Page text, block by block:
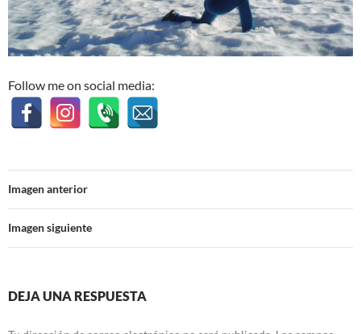
Follow me on social media:
Imagen anterior
Imagen siguiente
DEJA UNA RESPUESTA